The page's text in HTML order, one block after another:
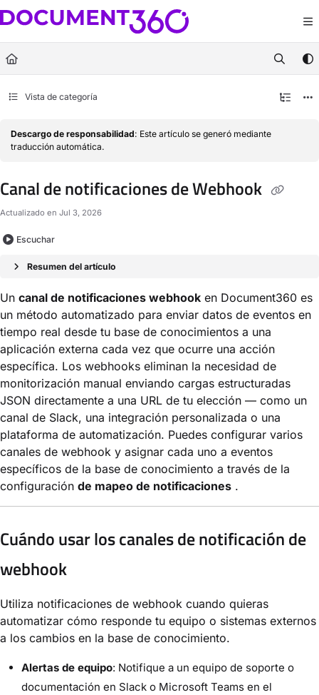
Documentation Index
Fetch the complete documentation index at:https://docs.document360.com/
Use this file to discover all available pages before exploring further.
Vista de categoría
Descargo de responsabilidad: Este artículo se generó mediante
traducción automática.
Canal de notificaciones de Webhook
Actualizado en Jul 3, 2026
Escuchar
Resumen del artículo
Un canal de notificaciones webhook en Document360 es
un método automatizado para enviar datos de eventos en
tiempo real desde tu base de conocimientos a una
aplicación externa cada vez que ocurre una acción
específica. Los webhooks eliminan la necesidad de
monitorización manual enviando cargas estructuradas
JSON directamente a una URL de tu elección — como un
canal de Slack, una integración personalizada o una
plataforma de automatización. Puedes configurar varios
canales de webhook y asignar cada uno a eventos
específicos de la base de conocimiento a través de la
configuración de mapeo de notificaciones .
Cuándo usar los canales de notificación de
webhook
Utiliza notificaciones de webhook cuando quieras
automatizar cómo responde tu equipo o sistemas externos
a los cambios en la base de conocimiento.
Alertas de equipo: Notifique a un equipo de soporte o
documentación en Slack o Microsoft Teams en el